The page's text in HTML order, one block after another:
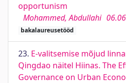
opportunism
Mohammed, Abdullahi
bakalaureusetööd
23. E-valitsemise mõjud
Qingdao näitel Hiinas. The
Governance on Urban